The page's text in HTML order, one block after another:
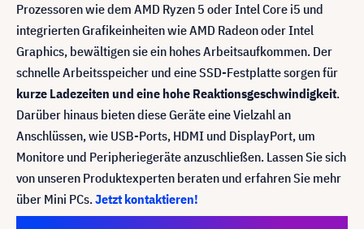
Prozessoren wie dem AMD Ryzen 5 oder Intel Core i5 und
integrierten Grafikeinheiten wie AMD Radeon oder Intel
Graphics, bewältigen sie ein hohes Arbeitsaufkommen. Der
schnelle Arbeitsspeicher und eine SSD-Festplatte sorgen für
kurze Ladezeiten und eine hohe Reaktionsgeschwindigkeit.
Darüber hinaus bieten diese Geräte eine Vielzahl an
Anschlüssen, wie USB-Ports, HDMI und DisplayPort, um
Monitore und Peripheriegeräte anzuschließen. Lassen Sie sich
von unseren Produktexperten beraten und erfahren Sie mehr
über Mini PCs.Jetzt kontaktieren!